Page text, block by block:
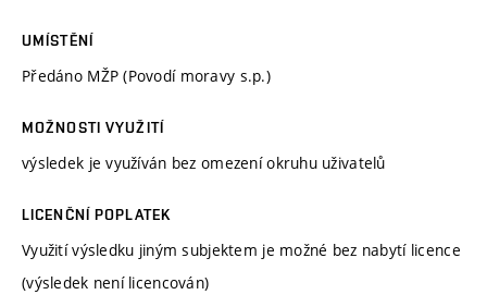
UMÍSTĚNÍ
Předáno MŽP (Povodí moravy s.p.)
MOŽNOSTI VYUŽITÍ
výsledek je využíván bez omezení okruhu uživatelů
LICENČNÍ POPLATEK
Využití výsledku jiným subjektem je možné bez nabytí licence
(výsledek není licencován)